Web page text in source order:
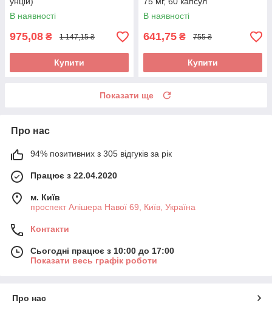
В наявності
975,08 ₴ 1 147,15 ₴
Купити
В наявності
641,75 ₴ 755 ₴
Купити
Показати ще
Про нас
94% позитивних з 305 відгуків за рік
Працює з 22.04.2020
м. Київ
проспект Алішера Навої 69, Київ, Україна
Контакти
Сьогодні працює з 10:00 до 17:00
Показати весь графік роботи
Про нас